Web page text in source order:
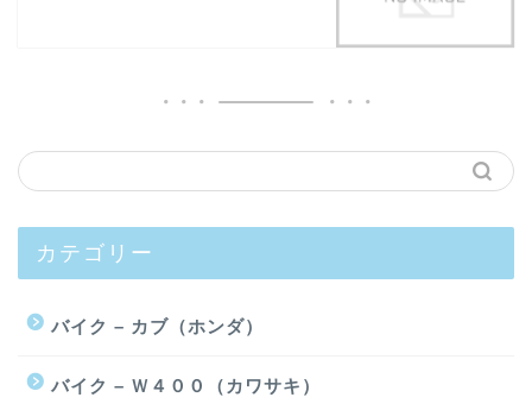
カテゴリー
バイク – カブ（ホンダ）
バイク – Ｗ４００（カワサキ）